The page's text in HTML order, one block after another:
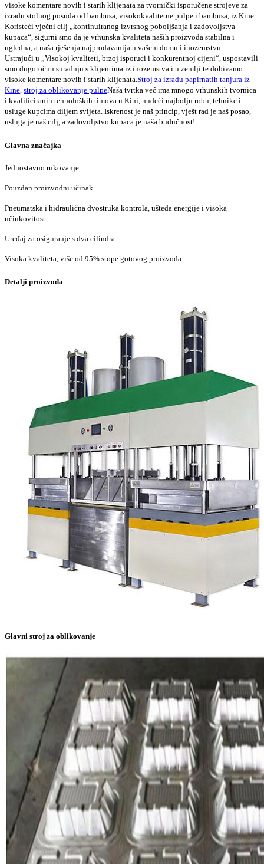
visoke komentare novih i starih klijenata za tvornički isporučene strojeve za
izradu stolnog posuđa od bambusa, visokokvalitetne pulpe i bambusa, iz Kine.
Koristeći vječni cilj „kontinuiranog izvrsnog poboljšanja i zadovoljstva
kupaca“, sigurni smo da je vrhunska kvaliteta naših proizvoda stabilna i
ugledna, a naša rješenja najprodavanija u vašem domu i inozemstvu.
Ustrajući u „Visokoj kvaliteti, brzoj isporuci i konkurentnoj cijeni“, uspostavili
smo dugoročnu suradnju s klijentima iz inozemstva i u zemlji te dobivamo
visoke komentare novih i starih klijenata.Stroj za izradu papirnatih tanjura iz
Kine, stroj za oblikovanje pulpeNaša tvrtka već ima mnogo vrhunskih tvornica
i kvalificiranih tehnoloških timova u Kini, nudeći najbolju robu, tehnike i
usluge kupcima diljem svijeta. Iskrenost je naš princip, vješt rad je naš posao,
usluga je naš cilj, a zadovoljstvo kupaca je naša budućnost!
Glavna značajka
Jednostavno rukovanje
Pouzdan proizvodni učinak
Pneumatska i hidraulična dvostruka kontrola, ušteda energije i visoka
učinkovitost.
Uređaj za osiguranje s dva cilindra
Visoka kvaliteta, više od 95% stope gotovog proizvoda
Detalji proizvoda
Glavni stroj za oblikovanje